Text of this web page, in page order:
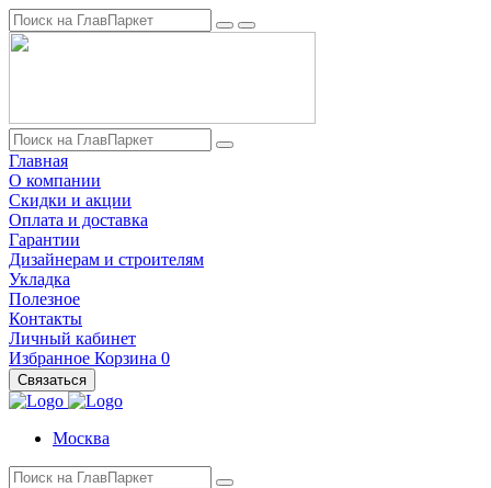
Главная
О компании
Скидки и акции
Оплата и доставка
Гарантии
Дизайнерам и строителям
Укладка
Полезное
Контакты
Личный кабинет
Избранное Корзина 0
Связаться
Москва